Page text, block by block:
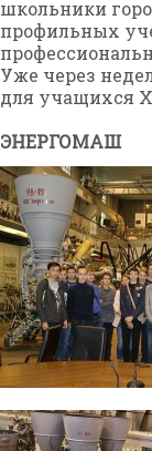
школьники
профильных
Уже через
для учащихся
ЭНЕРГОМАШ